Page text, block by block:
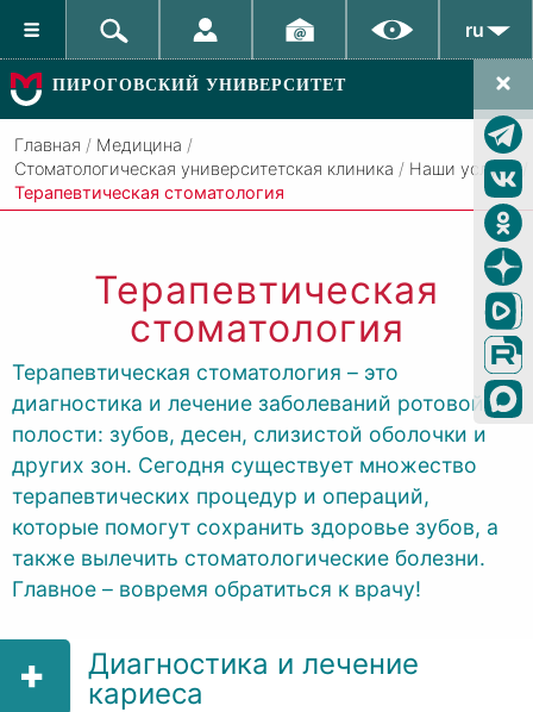
ru
ПИРОГОВСКИЙ УНИВЕРСИТЕТ
Главная / Медицина /
Стоматологическая университетская клиника / Наши услуги
Терапевтическая стоматология
Терапевтическая
стоматология
Терапевтическая стоматология – это
диагностика и лечение заболеваний ротовой
полости: зубов, десен, слизистой оболочки и
других зон. Сегодня существует множество
терапевтических процедур и операций,
которые помогут сохранить здоровье зубов, а
также вылечить стоматологические болезни.
Главное – вовремя обратиться к врачу!
Диагностика и лечение
кариеса